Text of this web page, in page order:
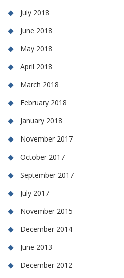
July 2018
June 2018
May 2018
April 2018
March 2018
February 2018
January 2018
November 2017
October 2017
September 2017
July 2017
November 2015
December 2014
June 2013
December 2012